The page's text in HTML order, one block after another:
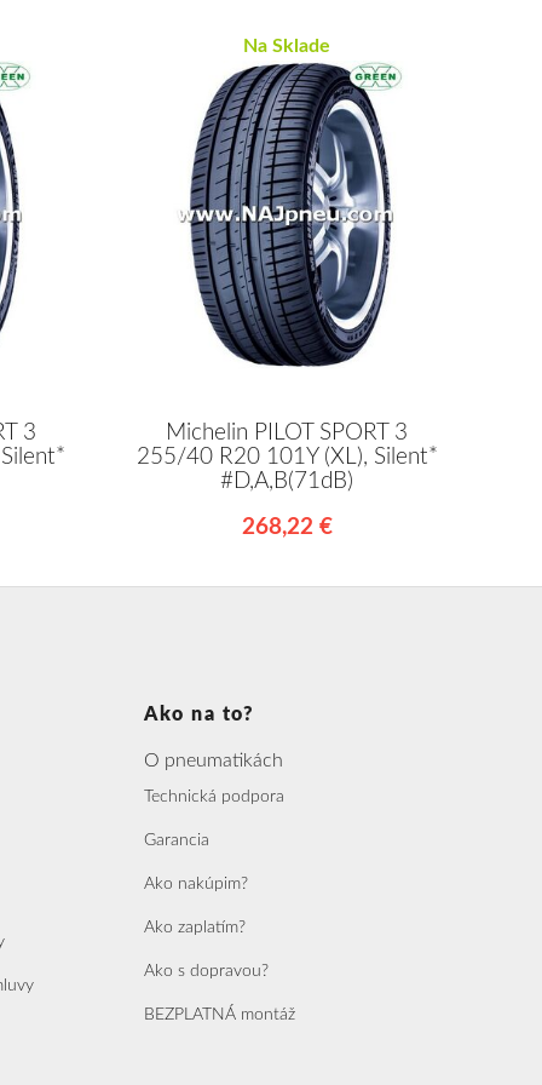
3
Na Sklade
Michelin PILOT SPORT 3
255/40 R20 101Y (XL), Silent*
#D,A,B(71dB)
268,22 €
Ako na to?
O pneumatikách
Technická podpora
Garancia
Ako nakúpim?
Ako zaplatím?
Ako s dopravou?
BEZPLATNÁ montáž